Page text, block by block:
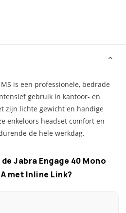
is een professionele, bedrade
gebruik in kantoor- en
zijn lichte gewicht en handige
enkeloors headset comfort en
de hele werkdag.
Jabra Engage 40 Mono
met Inline Link?